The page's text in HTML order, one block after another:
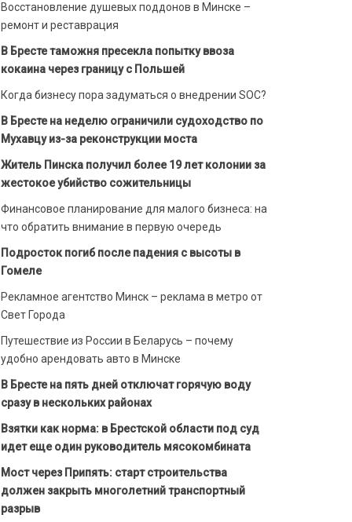
Восстановление душевых поддонов в Минске –
ремонт и реставрация
В Бресте таможня пресекла попытку ввоза
кокаина через границу с Польшей
Когда бизнесу пора задуматься о внедрении SOC?
В Бресте на неделю ограничили судоходство по
Мухавцу из-за реконструкции моста
Житель Пинска получил более 19 лет колонии за
жестокое убийство сожительницы
Финансовое планирование для малого бизнеса: на
что обратить внимание в первую очередь
Подросток погиб после падения с высоты в
Гомеле
Рекламное агентство Минск – реклама в метро от
Свет Города
Путешествие из России в Беларусь – почему
удобно арендовать авто в Минске
В Бресте на пять дней отключат горячую воду
сразу в нескольких районах
Взятки как норма: в Брестской области под суд
идет еще один руководитель мясокомбината
Мост через Припять: старт строительства
должен закрыть многолетний транспортный
разрыв